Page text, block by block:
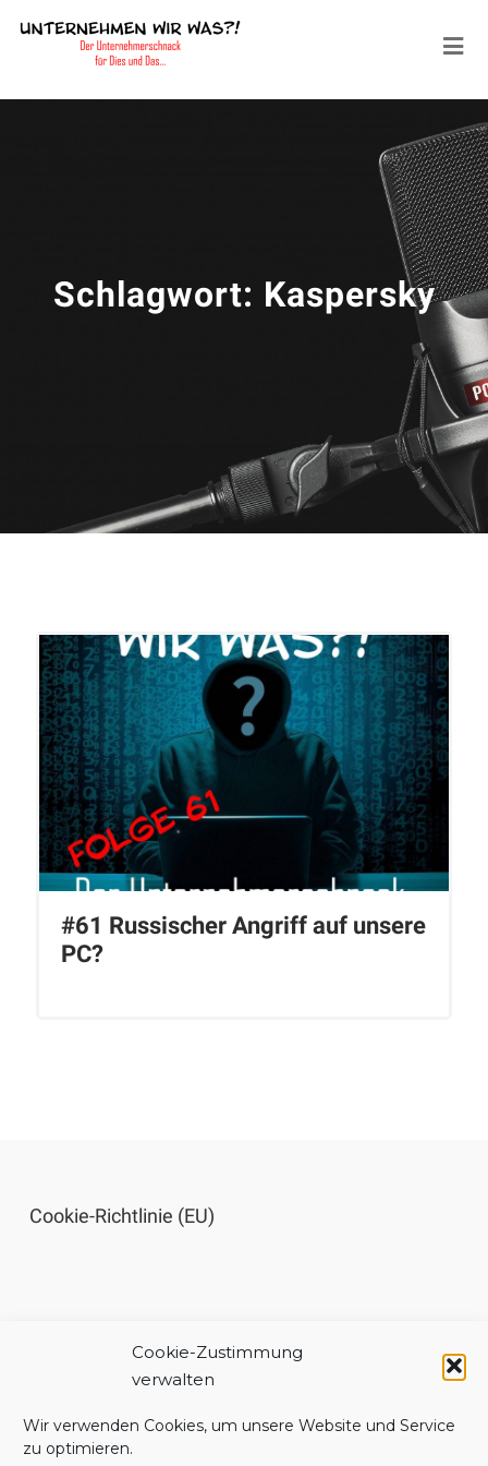
Cookie-Zustimmung
verwalten
Wir verwenden Cookies, um unsere Website und Service
zu optimieren.
Schlagwort: Kaspersky
#61 Russischer Angriff auf unsere
PC?
Cookie-Richtlinie (EU)